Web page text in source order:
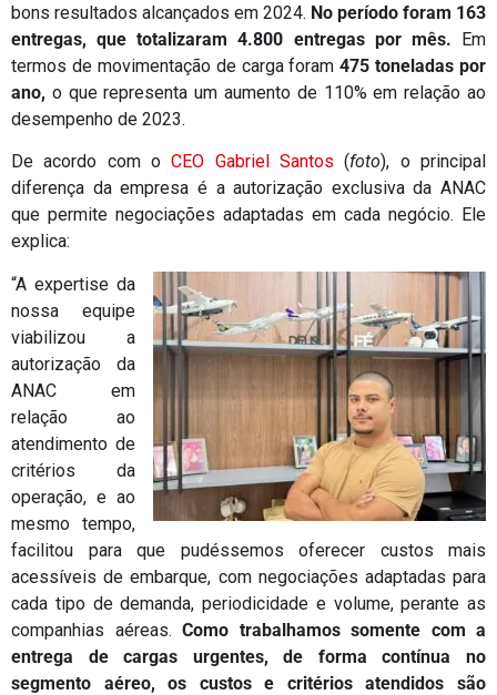
bons resultados alcançados em 2024. No período foram 163
entregas, que totalizaram 4.800 entregas por mês. Em
termos de movimentação de carga foram475 toneladas por
ano, o que representa um aumento de 110% em relação ao
desempenho de 2023.
De acordo com oCEO Gabriel Santos (foto), o principal
diferença da empresa é a autorização exclusiva da ANAC
que permite negociações adaptadas em cada negócio. Ele
explica:
“A expertise da
nossa equipe
viabilizou a
autorização da
ANAC em
relação ao
atendimento de
critérios da
operação, e ao
mesmo tempo,
facilitou para que pudéssemos oferecer custos mais
acessíveis de embarque, com negociações adaptadas para
cada tipo de demanda, periodicidade e volume, perante as
companhias aéreas. Como trabalhamos somente com a
entrega de cargas urgentes, de forma contínua no
segmento aéreo, os custos e critérios atendidos são